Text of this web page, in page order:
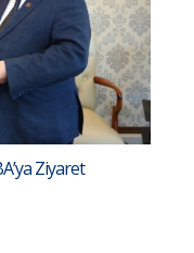
Ziyaret